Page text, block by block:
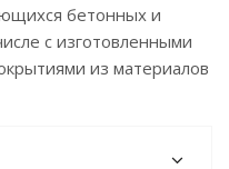
бетонных и
с изготовленными
из материалов